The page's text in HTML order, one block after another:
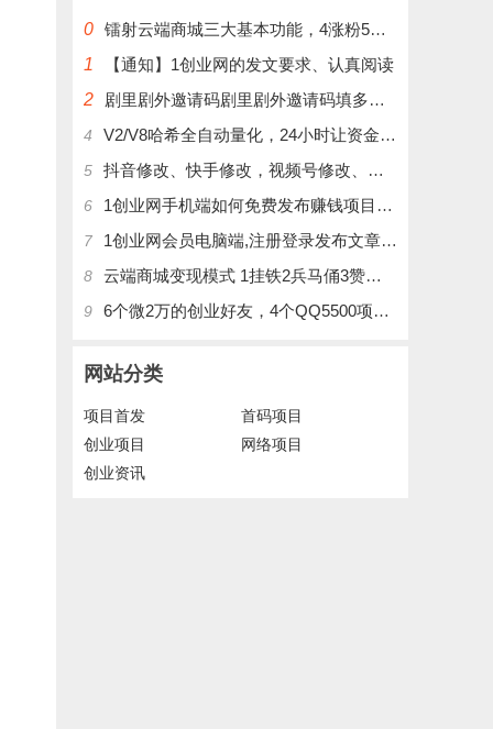
0 镭射云端商城三大基本功能，4涨粉5涨播放量6挂铁，为你揭开真实的面纱!
1
【通知】1创业网的发文要求、认真阅读
2
剧里剧外邀请码剧里剧外邀请码填多少呢？
4 V2/V8哈希全自动量化，24小时让资金为你打工！
5 抖音修改、快手修改，视频号修改、大屏修改|橱窗修改|抖店修改|、招代理可单独购买
6 1创业网手机端如何免费发布赚钱项目文章
7 1创业网会员电脑端,注册登录发布文章,操作介绍
8 云端商城变现模式 1挂铁2兵马俑3赞刷4涨粉，带你玩.赚风口项日
9 6个微2万的创业好友，4个QQ5500项目好友，QQ每天在线人数2400人、承接朋友圈广告投放
网站分类
项目首发
首码项目
创业项目
网络项目
创业资讯